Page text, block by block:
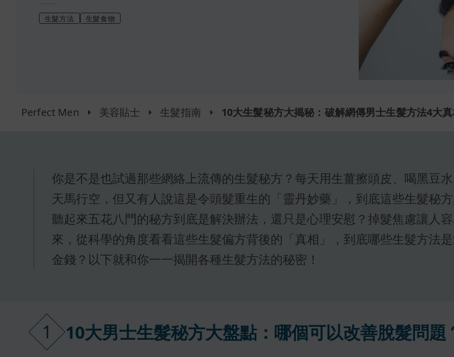
生髮方法 生髮食物
Perfect Men 美容貼士 生髮指南 10大生髮秘方大揭秘：破解網傳男士生髮方法4大
你是不是也試過那些網絡上流傳的生髮秘方？每天用生薑擦頭皮、喝黑豆
天馬行空，但又有人說這是令頭髮重生的「靈丹妙藥」，到底這些生髮秘
聽起來五花八門的秘方到底是解決辦法，還只是心理安慰？掉髮焦慮讓人
來，從科學的角度看看這些生髮偏方背後的「真相」，到底哪些生髮方法
金錢？以下就和你一一揭開各種生髮方法的秘密！
1 10大男士生髮秘方大盤點：哪個可以改善脫髮問題